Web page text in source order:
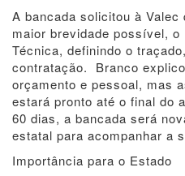
A bancada solicitou à
maior brevidade possível, o
Técnica, definindo o
contratação. Branco
orçamento e pessoal, mas
estará pronto até o final do
60 dias, a bancada será
estatal para acompanhar a
Importância para o Estado